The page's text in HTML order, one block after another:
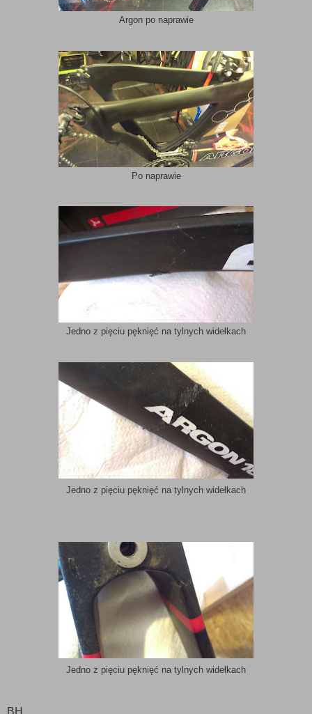
Argon po naprawie
Po naprawie
Jedno z pięciu pęknięć na tylnych widełkach
Jedno z pięciu pęknięć na tylnych widełkach
Jedno z pięciu pęknięć na tylnych widełkach